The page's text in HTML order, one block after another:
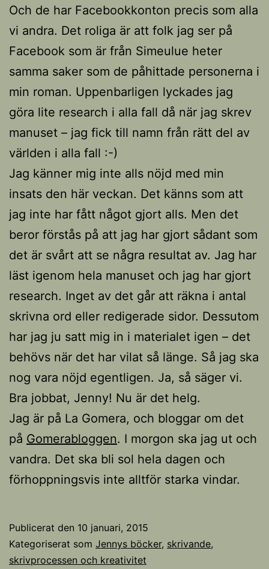
Och de har Facebookkonton precis som alla
vi andra. Det roliga är att folk jag ser på
Facebook som är från Simeulue heter
samma saker som de påhittade personerna i
min roman. Uppenbarligen lyckades jag
göra lite research i alla fall då när jag skrev
manuset – jag fick till namn från rätt del av
världen i alla fall :-)
Jag känner mig inte alls nöjd med min
insats den här veckan. Det känns som att
jag inte har fått något gjort alls. Men det
beror förstås på att jag har gjort sådant som
det är svårt att se några resultat av. Jag har
läst igenom hela manuset och jag har gjort
research. Inget av det går att räkna i antal
skrivna ord eller redigerade sidor. Dessutom
har jag ju satt mig in i materialet igen – det
behövs när det har vilat så länge. Så jag ska
nog vara nöjd egentligen. Ja, så säger vi.
Bra jobbat, Jenny! Nu är det helg.
Jag är på La Gomera, och bloggar om det
på Gomerabloggen. I morgon ska jag ut och
vandra. Det ska bli sol hela dagen och
förhoppningsvis inte alltför starka vindar.
Publicerat den 10 januari, 2015
Kategoriserat som Jennys böcker, skrivande,
skrivprocessen och kreativitet